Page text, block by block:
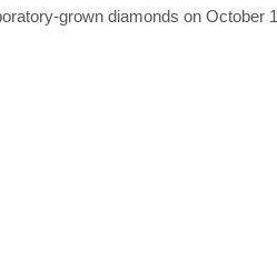
grown diamonds on October 1